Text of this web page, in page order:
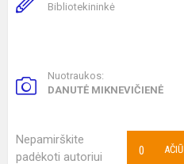
Bibliotekininkė
Nuotraukos:
DANUTĖ MIKNEVIČIENĖ
Nepamirškite
padėkoti autoriui
AČIŪ
0